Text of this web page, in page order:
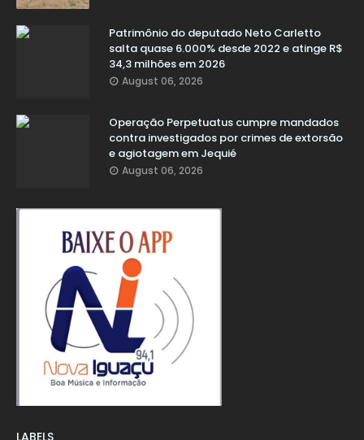
Patrimônio do deputado Neto Carletto
salta quase 6.000% desde 2022 e atinge R$
34,3 milhões em 2026
August 06, 2026
Operação Perpetuatus cumpre mandados
contra investigados por crimes de extorsão
e agiotagem em Jequié
August 06, 2026